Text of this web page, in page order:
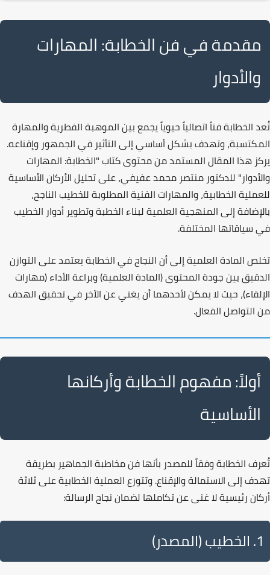
مقدمة في فن الخطابة: المهارات
والأدوار
تُعدالخطابةفناً اتصالياً حيوياً يجمع بين الموهبة الفطرية والمهارة
المكتسبة، وتهدف بشكل أساسي إلىالتأثير في الجمهور وإقناعه.
يركز هذا المقال المستمد من محتوى كتاب "الخطابة: المهارات
والأدوار" للدكتور منتصر محمد عفيفي، على تحليل الأركان الأساسية
للعملية الخطابية، والمهارات الفنية المطلوبة للخطيب الناجح،
بالإضافة إلى المنهجية العلمية لبناء الخطبة وتطوير أدوار الخطيب
في سياقاتها المختلفة.
تخلص المادة العلمية إلى أنالنجاح في الخطابةيعتمد على التوازن
الدقيق بين جودة المحتوى (المادة العلمية) وبراعة الأداء (مهارات
الإلقاء)، حيث لا يمكن لأحدهما أن يغني عن الآخر في تحقيق الهدف
من التواصل الفعال.
أولاً: مفهوم الخطابة وأركانها
الأساسية
تُعرف الخطابة وفقاً للمصدر بأنهافن مخاطبة الجماهير بطريقة
تهدف إلى الاستمالة والإقناع. وتتوزع العملية الخطابية على ثلاثة
أركان رئيسية لا غنى عن تكاملها لضمان نجاح الرسالة:
1. الخطيب (المصدر)